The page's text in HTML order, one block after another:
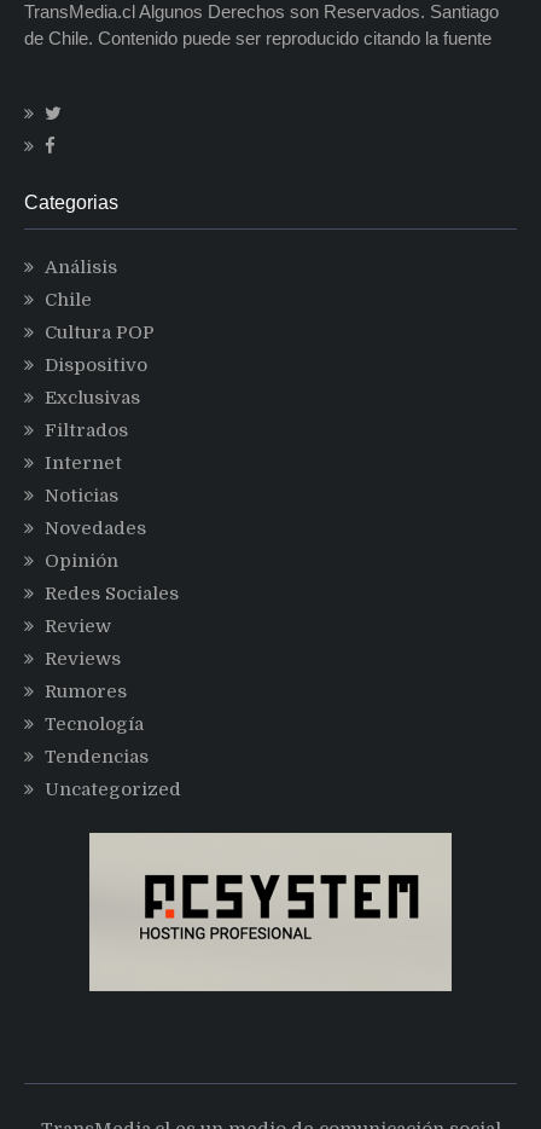
TransMedia.cl Algunos Derechos son Reservados. Santiago
de Chile. Contenido puede ser reproducido citando la fuente
Categorias
Análisis
Chile
Cultura POP
Dispositivo
Exclusivas
Filtrados
Internet
Noticias
Novedades
Opinión
Redes Sociales
Review
Reviews
Rumores
Tecnología
Tendencias
Uncategorized